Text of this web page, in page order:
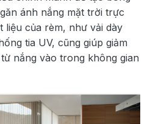
ánh nắng mặt trời trực
liệu của rèm, như vải dày
tia UV, cũng giúp giảm
nắng vào trong không gian